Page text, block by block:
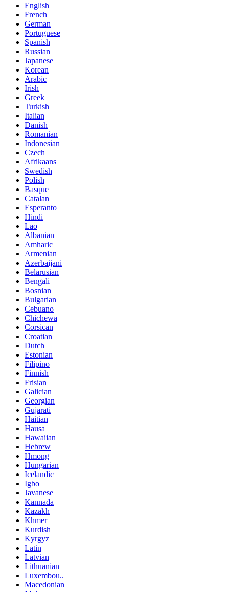
English
French
German
Portuguese
Spanish
Russian
Japanese
Korean
Arabic
Irish
Greek
Turkish
Italian
Danish
Romanian
Indonesian
Czech
Afrikaans
Swedish
Polish
Basque
Catalan
Esperanto
Hindi
Lao
Albanian
Amharic
Armenian
Azerbaijani
Belarusian
Bengali
Bosnian
Bulgarian
Cebuano
Chichewa
Corsican
Croatian
Dutch
Estonian
Filipino
Finnish
Frisian
Galician
Georgian
Gujarati
Haitian
Hausa
Hawaiian
Hebrew
Hmong
Hungarian
Icelandic
Igbo
Javanese
Kannada
Kazakh
Khmer
Kurdish
Kyrgyz
Latin
Latvian
Lithuanian
Luxembou..
Macedonian